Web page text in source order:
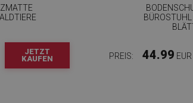
JETZT
KAUFEN
PREIS: 44.99 EUR